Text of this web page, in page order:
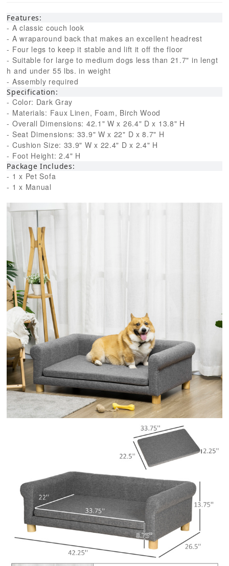
Features:
- A classic couch look
- A wraparound back that makes an excellent headrest
- Four legs to keep it stable and lift it off the floor
- Suitable for large to medium dogs less than 21.7" in lengt
h and under 55 lbs. in weight
- Assembly required
Specification:
- Color: Dark Gray
- Materials: Faux Linen, Foam, Birch Wood
- Overall Dimensions: 42.1" W x 26.4" D x 13.8" H
- Seat Dimensions: 33.9" W x 22" D x 8.7" H
- Cushion Size: 33.9" W x 22.4" D x 2.4" H
- Foot Height: 2.4" H
Package Includes:
- 1 x Pet Sofa
- 1 x Manual